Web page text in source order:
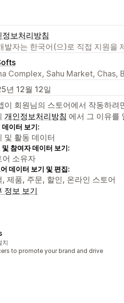
정보처리방침
발자는 한국어(으)로 직접 지원을
Complex, Sahu Market, Chas,
년 12월 12일
이 회원님의 스토어에서 작동하
개인정보처리방침 에서 그 이유를
데이터 보기:
및 활동 데이터
및 참여자 데이터 보기:
어 소유자
데이터 보기 및 편집:
, 제품, 주문, 할인, 온라인 스토어
정보 보기
치
to promote your brand and drive